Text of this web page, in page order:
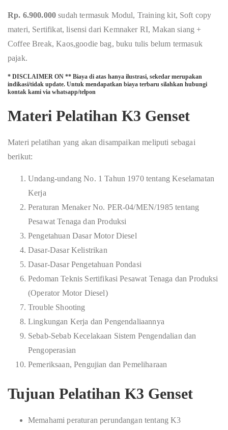
Rp. 6.900.000sudah termasuk Modul, Training kit, Soft copy
materi, Sertifikat, lisensi dari Kemnaker RI, Makan siang +
Coffee Break, Kaos,goodie bag, buku tulis belum termasuk
pajak.
* DISCLAIMER ON ** Biaya di atas hanya ilustrasi, sekedar merupakan
indikasi/tidak update. Untuk mendapatkan biaya terbaru silahkan hubungi
kontak kami via whatsapp/telpon
Materi Pelatihan K3 Genset
Materi pelatihan yang akan disampaikan meliputi sebagai
berikut:
Undang-undang No. 1 Tahun 1970 tentang Keselamatan
Kerja
Peraturan Menaker No. PER-04/MEN/1985 tentang
Pesawat Tenaga dan Produksi
Pengetahuan Dasar Motor Diesel
Dasar-Dasar Kelistrikan
Dasar-Dasar Pengetahuan Pondasi
Pedoman Teknis Sertifikasi Pesawat Tenaga dan Produksi
(Operator Motor Diesel)
Trouble Shooting
Lingkungan Kerja dan Pengendaliaannya
Sebab-Sebab Kecelakaan Sistem Pengendalian dan
Pengoperasian
Pemeriksaan, Pengujian dan Pemeliharaan
Tujuan Pelatihan K3 Genset
Memahami peraturan perundangan tentang K3